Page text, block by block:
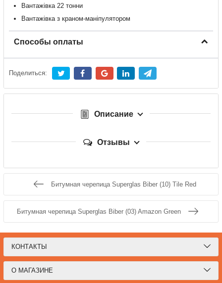
Вантажівка 22 тонни
Вантажівка з краном-маніпулятором
Способы оплаты
Поделиться:
Описание
Отзывы
Битумная черепица Superglas Biber (10) Tile Red
Битумная черепица Superglas Biber (03) Amazon Green
КОНТАКТЫ
О МАГАЗИНЕ